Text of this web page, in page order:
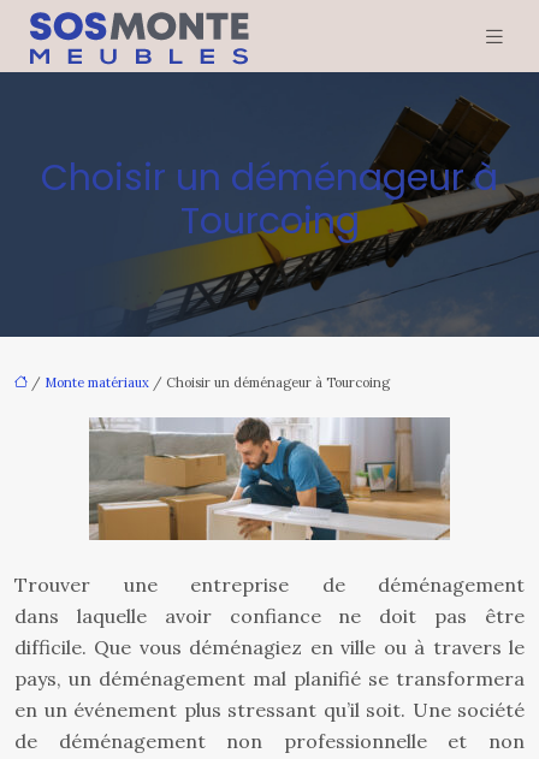
Choisir un déménageur à
Tourcoing
/ Monte matériaux / Choisir un déménageur à Tourcoing
Trouver une entreprise de déménagement
dans laquelle avoir confiance ne doit pas être
difficile. Que vous déménagiez en ville ou à travers le
pays, un déménagement mal planifié se transformera
en un événement plus stressant qu’il soit. Une société
de déménagement non professionnelle et non